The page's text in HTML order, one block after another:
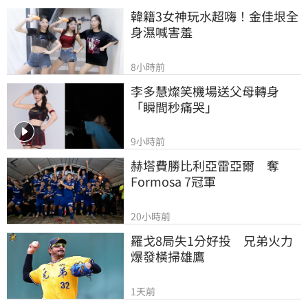
韓籍3女神玩水超嗨！金佳垠全
身濕喊害羞
8小時前
李多慧燦笑機場送父母轉身
「瞬間秒痛哭」
9小時前
赫塔費勝比利亞雷亞爾　奪
Formosa 7冠軍
20小時前
羅戈8局失1分好投　兄弟火力
爆發橫掃雄鷹
1天前